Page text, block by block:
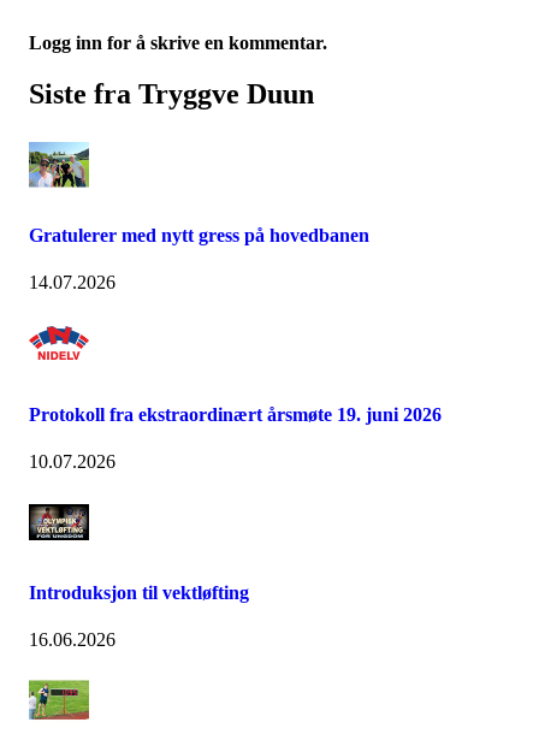
Logg inn for å skrive en kommentar.
Siste fra Tryggve Duun
Gratulerer med nytt gress på hovedbanen
14.07.2026
Protokoll fra ekstraordinært årsmøte 19. juni 2026
10.07.2026
Introduksjon til vektløfting
16.06.2026